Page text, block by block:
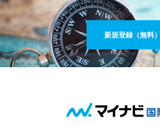
新規登録（無料）